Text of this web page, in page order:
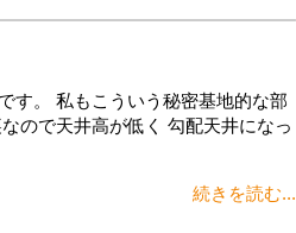
す。 私もこういう秘密基地的な部
ので天井高が低く 勾配天井になっ
続きを読む...